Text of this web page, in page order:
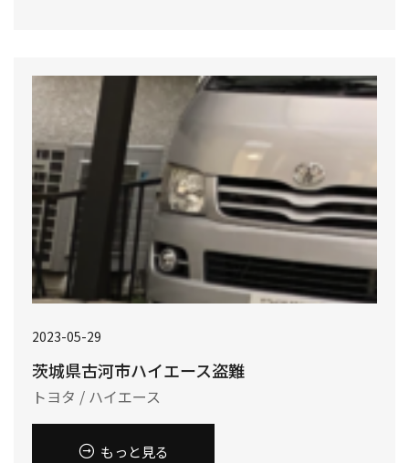
2023-05-29
茨城県古河市ハイエース盗難
トヨタ / ハイエース
もっと見る